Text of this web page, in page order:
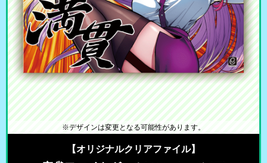
※デザインは変更となる可能性があります。
【オリジナルクリアファイル】